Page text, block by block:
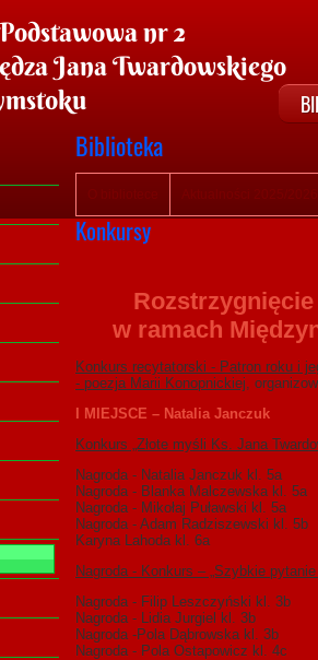
nr 2
Jana Twardowskiego
Biblioteka
Konkursy
w ramach
Konkurs recytatorski - Patron roku i
- poezja Marii Konopnickiej ,
I MIEJSCE – Natalia Janczuk
Konkurs „Złote myśli Ks. Jana
Nagroda - Natalia Janczuk kl. 5a
Nagroda - Blanka Malczewska kl. 5a
Nagroda - Mikołaj Puławski kl. 5a
Nagroda - Adam Radziszewski kl. 5b
Karyna Lahoda kl. 6a
Nagroda - Konkurs – „Szybkie
Nagroda - Filip Leszczyński kl. 3b
Nagroda - Lidia Jurgiel kl. 3b
Nagroda -Pola Dąbrowska kl. 3b
Nagroda - Pola Ostapowicz kl. 4c